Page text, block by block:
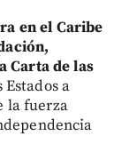
en el Caribe
Carta de las
a
la fuerza